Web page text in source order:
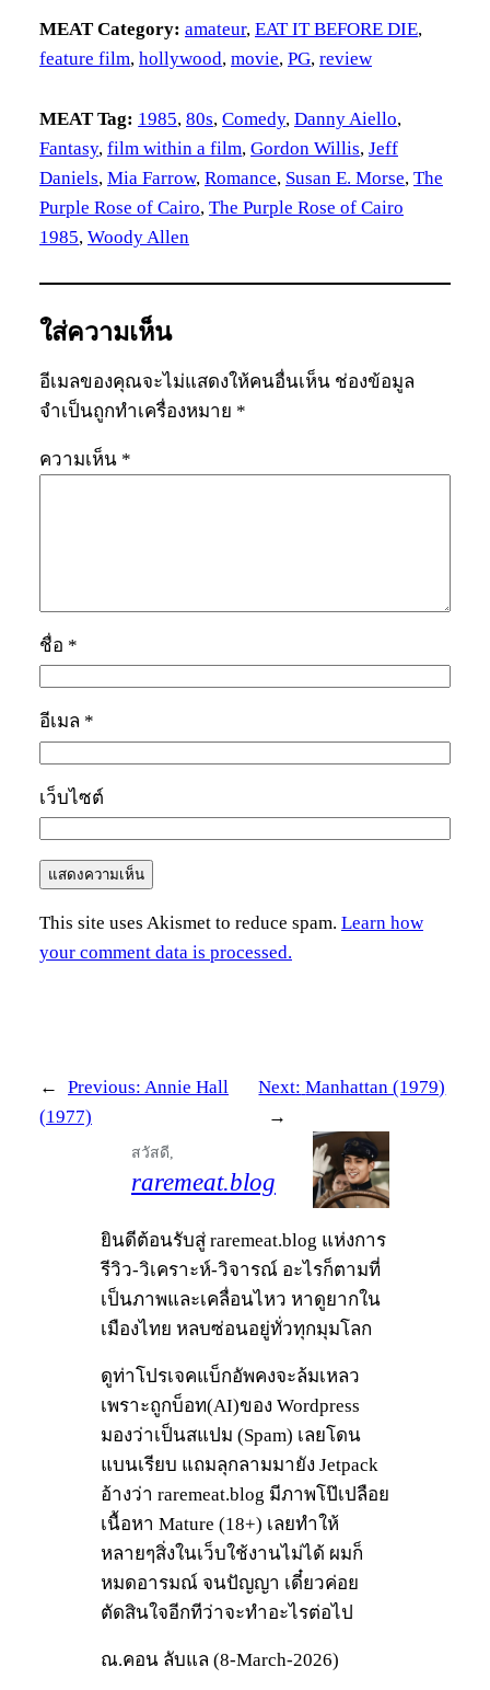
MEAT Category: amateur, EAT IT BEFORE DIE
feature film, hollywood, movie, PG, review
MEAT Tag: 1985, 80s, Comedy, Danny Aiello
Fantasy, film within a film, Gordon Willis, Jeff
Daniels, Mia Farrow, Romance, Susan E. Morse, The
Purple Rose of Cairo, The Purple Rose of Cairo
1985, Woody Allen
ใส่ความเห็น
อีเมลของคุณจะไม่แสดงให้คนอื่นเห็น ช่องข้อมูล
จำเป็นถูกทำเครื่องหมาย *
ความเห็น *
ชื่อ *
อีเมล *
เว็บไซต์
This site uses Akismet to reduce spam. Learn how
your comment data is processed.
← Previous: Annie Hall
(1977)
Next: Manhattan (1979)
→
สวัสดี,
raremeat.blog
ยินดีต้อนรับสู่ raremeat.blog แห่งการ
รีวิว-วิเคราะห์-วิจารณ์ อะไรก็ตามที่
เป็นภาพและเคลื่อนไหว หาดูยากใน
เมืองไทย หลบซ่อนอยู่ทั่วทุกมุมโลก
ดูท่าโปรเจคแบ็กอัพคงจะล้มเหลว
เพราะถูกบ็อท(AI)ของ Wordpress
มองว่าเป็นสแปม (Spam) เลยโดน
แบนเรียบ แถมลุกลามมายัง Jetpack
อ้างว่า raremeat.blog มีภาพโป๊เปลือย
เนื้อหา Mature (18+) เลยทำให้
หลายๆสิ่งในเว็บใช้งานไม่ได้ ผมก็
หมดอารมณ์ จนปัญญา เดี๋ยวค่อย
ตัดสินใจอีกทีว่าจะทำอะไรต่อไป
ณ.คอน ลับแล (8-March-2026)